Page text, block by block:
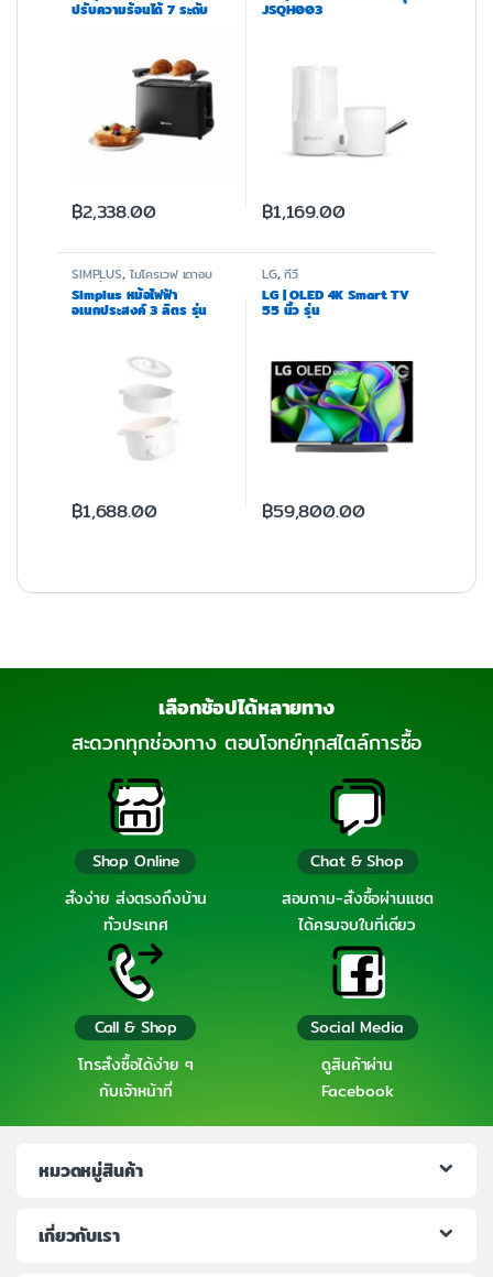
ปรับความร้อนได้ 7 ระดับ
฿2,338.00
JSQH003
฿1,169.00
SIMPLUS, ไมโครเวฟ เตาอบ
และหม้อทอด
Simplus หม้อไฟฟ้า
อเนกประสงค์ 3 ลิตร รุ่น
฿1,688.00
LG,ทีวี
LG | OLED 4K Smart TV
55 นิ้ว รุ่น
OLED55B3PSA.ATM
฿59,800.00
เลือกช้อปได้หลายทาง
สะดวกทุกช่องทาง ตอบโจทย์ทุกสไตล์การซื้อ
Shop Online
สั่งง่าย ส่งตรงถึงบ้าน
ทั่วประเทศ
Chat & Shop
สอบถาม-สั่งซื้อผ่านแชต
ได้ครบจบในที่เดียว
Call & Shop
โทรสั่งซื้อได้ง่าย ๆ
กับเจ้าหน้าที่
Social Media
ดูสินค้าผ่าน
Facebook
หมวดหมู่สินค้า
เกี่ยวกับเรา